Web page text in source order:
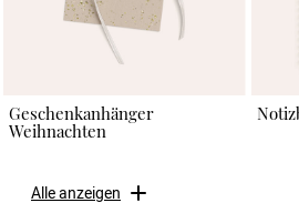
Geschenkanhänger
Weihnachten
Alle anzeigen